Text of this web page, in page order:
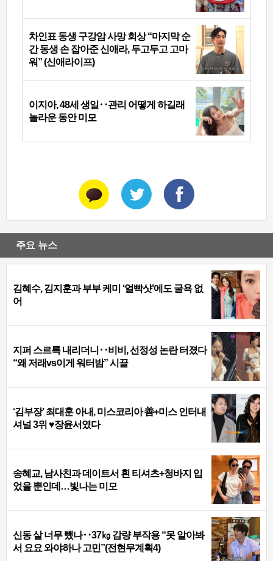
차인표 동생 구강암 사망 회상 “마지막 순
간 동생 손 잡아준 신애라, 두고두고 고마
워” (신애라이프)
이지아, 48세 생일‥관리 어떻게 하길래
놀라운 동안 미모
주요 뉴스
김혜수, 김지훈과 부부 케미 ‘얼빡샷’에도 굴욕 없
어
지퍼 스르륵 내리더니‥비비, 선정성 논란 터졌다
“왜 저래vs이게 워터밤” 시끌
‘김부장’ 최대훈 아내, 미스코리아 善+미스 인터내
셔널 3위 ♥장윤서였다
송혜교, 남사친과 데이트서 흰 티셔츠+청바지 입
었을 뿐인데…빛나는 미모
신동 살 너무 뺐나‥37㎏ 감량 부작용 “못 알아봐
서 요요 와야하나 고민”(전현무계획4)